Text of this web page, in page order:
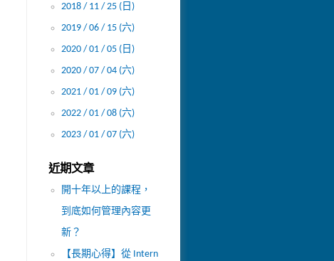
2018 / 11 / 25 (日)
2019 / 06 / 15 (六)
2020 / 01 / 05 (日)
2020 / 07 / 04 (六)
2021 / 01 / 09 (六)
2022 / 01 / 08 (六)
2023 / 01 / 07 (六)
近期文章
開十年以上的課程，
到底如何管理內容更
新？
【長期心得】從 Intern